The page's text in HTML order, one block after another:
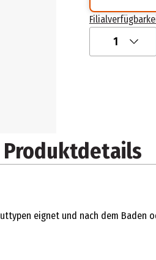
1
Produktdetails
eignet und nach dem Baden